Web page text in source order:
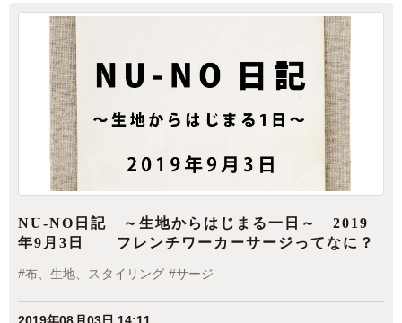
NU-NO日記 ～生地からはじまる一日～ 2019
年9月3日 フレンチワーカーサージってなに？
#布、生地、スタイリング #サージ